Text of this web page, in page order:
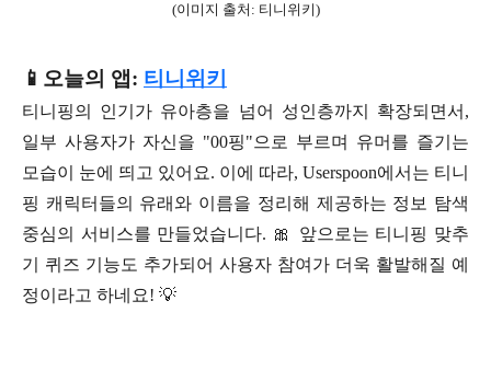
(이미지 출처: 티니위키)
📱오늘의 앱: 티니위키
티니핑의 인기가 유아층을 넘어 성인층까지 확장되면서,
일부 사용자가 자신을 "00핑"으로 부르며 유머를 즐기는
모습이 눈에 띄고 있어요. 이에 따라, Userspoon에서는 티니
핑 캐릭터들의 유래와 이름을 정리해 제공하는 정보 탐색
중심의 서비스를 만들었습니다. 🎀 앞으로는 티니핑 맞추
기 퀴즈 기능도 추가되어 사용자 참여가 더욱 활발해질 예
정이라고 하네요! 💡